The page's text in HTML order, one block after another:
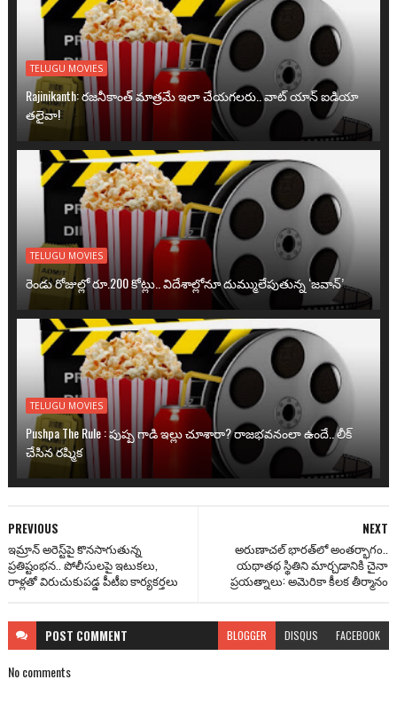
TELUGU MOVIES
Rajinikanth: రజనీకాంత్ మాత్రమే ఇలా చేయగలరు.. వాట్ యాన్ ఐడియా
తలైవా!
TELUGU MOVIES
రెండు రోజుల్లో రూ.200 కోట్లు.. విదేశాల్లోనూ దుమ్ములేపుతున్న ‘జవాన్’
TELUGU MOVIES
Pushpa The Rule : పుష్ప గాడి ఇల్లు చూశారా? రాజభవనంలా ఉందే.. లీక్
చేసిన రష్మిక
NEXT
అరుణాచల్ భారత్‌లో అంతర్భాగం..
యథాతథ స్థితిని మార్చడానికి చైనా
ప్రయత్నాలు: అమెరికా కీలక తీర్మానం
PREVIOUS
ఇమ్రాన్ అరెస్ట్‌పై కొనసాగుతున్న
ప్రతిష్టంభన.. పోలీసులపై ఇటుకలు,
రాళ్లతో విరుచుకుపడ్డ పీటీఐ కార్యకర్తలు
POST COMMENT BLOGGER DISQUS FACEBOOK
No comments